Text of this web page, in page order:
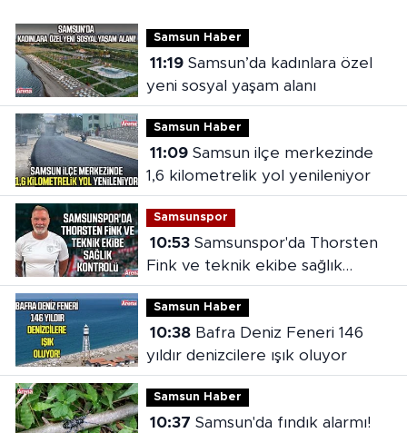
Samsun Haber
11:19Samsun’da kadınlara özel
yeni sosyal yaşam alanı
Samsun Haber
11:09Samsun ilçe merkezinde
1,6 kilometrelik yol yenileniyor
Samsunspor
10:53Samsunspor'da Thorsten
Fink ve teknik ekibe sağlık
kontrolü
Samsun Haber
10:38Bafra Deniz Feneri 146
yıldır denizcilere ışık oluyor
Samsun Haber
10:37